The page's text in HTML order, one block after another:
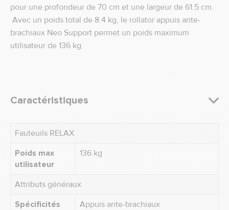
Caractéristiques
Fauteuils RELAX
Poids max
utilisateur
136 kg
Attributs généraux
Spécificités
Appuis ante-brachiaux
pour une profondeur de 70 cm et une largeur de 61.5 cm.
Avec un poids total de 8.4 kg, le rollator appuis ante-
brachiaux Neo Support permet un poids maximum
utilisateur de 136 kg.